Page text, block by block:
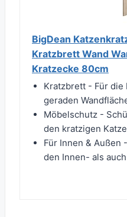
BigDean
Kratzbrett Wand
Kratzecke 80cm
Kratzbrett - Für die
geraden
Möbelschutz -
den kratzigen
Für Innen & Außen
den Innen- als